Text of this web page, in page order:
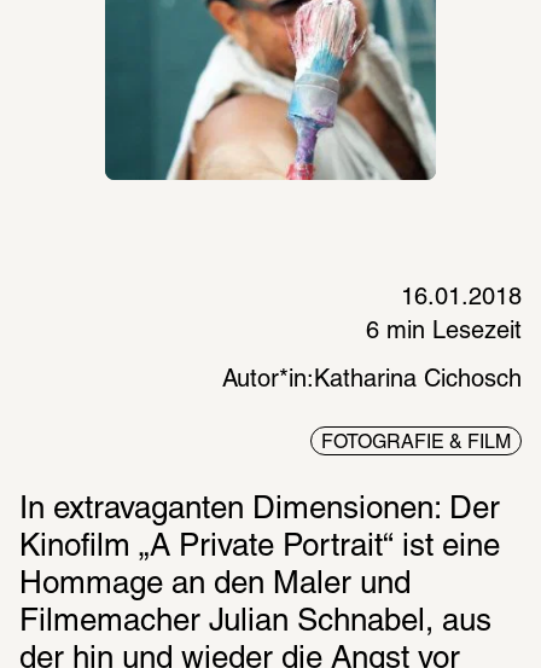
16.01.2018
6 min Lesezeit
Autor*in: Katharina Cichosch
FOTOGRAFIE & FILM
In extravaganten Dimensionen: Der
Kinofilm „A Private Portrait“ ist eine
Hommage an den Maler und
Filmemacher Julian Schnabel, aus
der hin und wieder die Angst vor